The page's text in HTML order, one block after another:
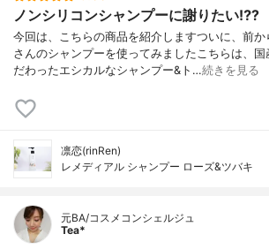
ノンシリコンシャンプーに謝りたい⁉️?
今回は、こちらの商品を紹介しますついに、前
さんのシャンプーを使ってみましたこちらは、国
だわったエシカルなシャンプー&ト…続きを見る
凛恋(rinRen)
レメディアル シャンプー ローズ&ツバキ
元BA/コスメコンシェルジュ
Tea*